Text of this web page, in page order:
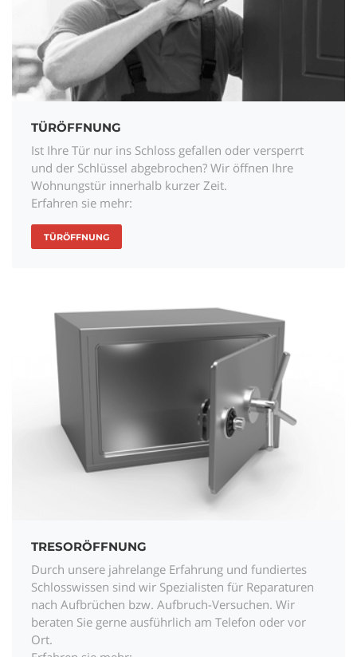
TÜRÖFFNUNG
Ist Ihre Tür nur ins Schloss gefallen oder versperrt
und der Schlüssel abgebrochen? Wir öffnen Ihre
Wohnungstür innerhalb kurzer Zeit.
Erfahren sie mehr:
TÜRÖFFNUNG
TRESORÖFFNUNG
Durch unsere jahrelange Erfahrung und fundiertes
Schlosswissen sind wir Spezialisten für Reparaturen
nach Aufbrüchen bzw. Aufbruch-Versuchen. Wir
beraten Sie gerne ausführlich am Telefon oder vor
Ort.